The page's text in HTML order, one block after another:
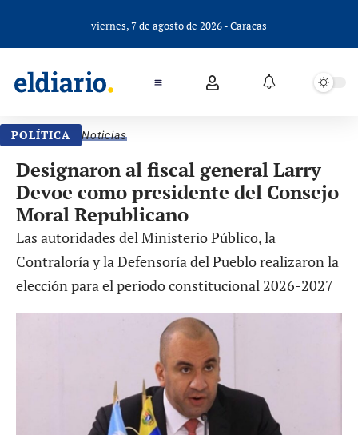
viernes, 7 de agosto de 2026 - Caracas
POLÍTICA Noticias
Designaron al fiscal general Larry
Devoe como presidente del Consejo
Moral Republicano
Las autoridades del Ministerio Público, la
Contraloría y la Defensoría del Pueblo realizaron la
elección para el periodo constitucional 2026-2027